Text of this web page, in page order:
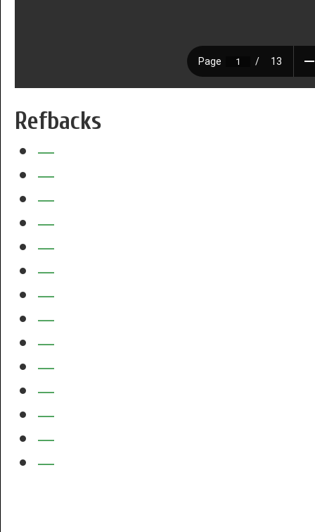
Refbacks
—
—
—
—
—
—
—
—
—
—
—
—
—
—